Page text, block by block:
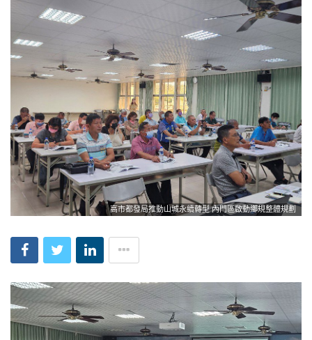
高市都發局推動山城永續轉型 內門區啟動鄉規整體規劃